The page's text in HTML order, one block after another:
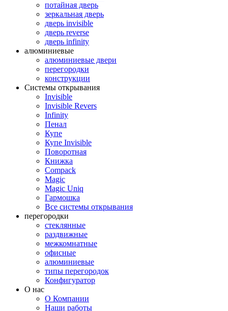
потайная дверь
зеркальная дверь
дверь invisible
дверь reverse
дверь infinity
алюминиевые
алюминиевые двери
перегородки
конструкции
Системы открывания
Invisible
Invisible Revers
Infinity
Пенал
Купе
Купе Invisible
Поворотная
Книжка
Compack
Magic
Magic Uniq
Гармошка
Все системы открывания
перегородки
стеклянные
раздвижные
межкомнатные
офисные
алюминиевые
типы перегородок
Конфигуратор
О нас
О Компании
Наши работы